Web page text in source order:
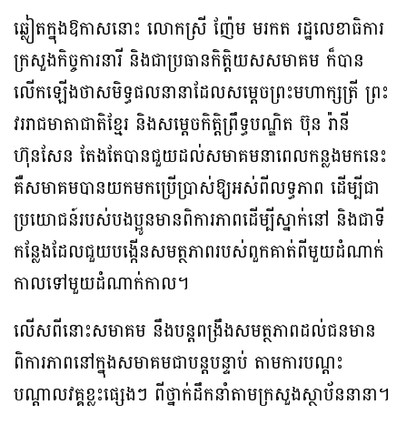
ឆ្លៀតក្នុងឱកាសនោះ លោកស្រី ញ៉ែម មរកត រដ្ឋលេខាធិការ
ក្រសួងកិច្ចការនារី និងជាប្រធានកិត្តិយសសមាគម ក៏បាន
លើកឡើងថាសមិទ្ធផលនានាដែលសម្តេចព្រះមហាក្សត្រី ព្រះ
វររាជមាតាជាតិខ្មែរ និងសម្តេចកិត្តិព្រឹទ្ធបណ្ឌិត ប៊ុន រ៉ានី
ហ៊ុនសែន តែងតែបានជួយដល់សមាគមនាពេលកន្លងមកនេះ
គឺសមាគមបានយកមកប្រើប្រាស់ឱ្យអស់ពីលទ្ធភាព ដើម្បីជា
ប្រយោជន៍របស់បងប្អូនមានពិការភាពដើម្បីស្នាក់នៅ និងជាទី
កន្លែងដែលជួយបង្កើនសមត្ថភាពរបស់ពួកគាត់ពីមួយដំណាក់
កាលទៅមួយដំណាក់កាល។
លើសពីនោះសមាគម នឹងបន្តពង្រឹងសមត្ថភាពដល់ជនមាន
ពិការភាពនៅក្នុងសមាគមជាបន្តបន្ទាប់ តាមការបណ្តះ
បណ្តាលវគ្គខ្លះផ្សេងៗ ពីថ្នាក់ដឹកនាំតាមក្រសួងស្ថាប័ននានា។